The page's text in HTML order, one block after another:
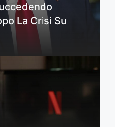
La Crisi Su